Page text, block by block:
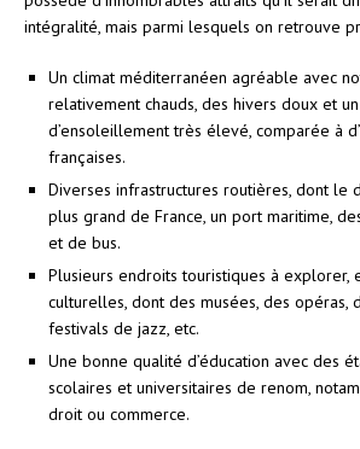
intégralité, mais parmi lesquels on retrouve
Un climat méditerranéen agréable avec
relativement chauds, des hivers doux et
d’ensoleillement très élevé, comparée à
françaises.
Diverses infrastructures routières, dont le
plus grand de France, un port maritime,
et de bus.
Plusieurs endroits touristiques à explorer,
culturelles, dont des musées, des opéras,
festivals de jazz, etc.
Une bonne qualité d’éducation avec des
scolaires et universitaires de renom,
droit ou commerce.